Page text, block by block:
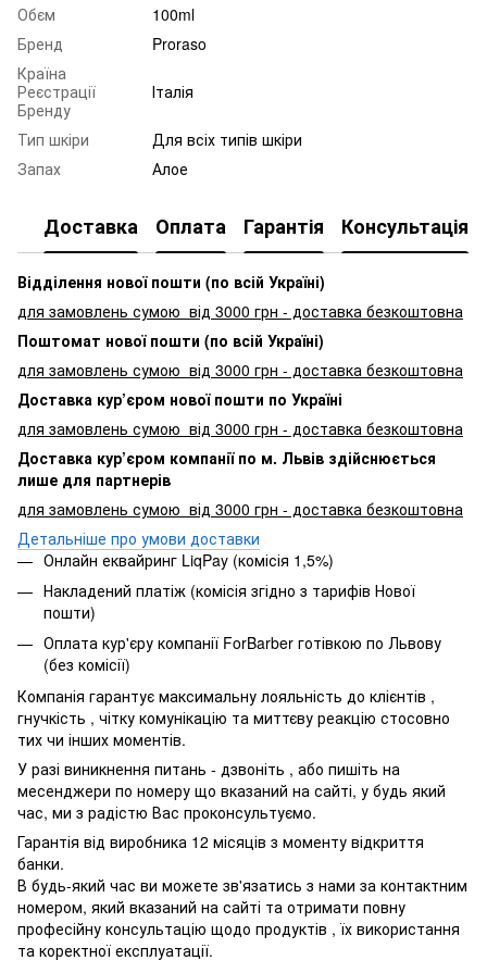
Обєм
100ml
Бренд
Proraso
Країна
Реєстрації
Бренду
Італія
Тип шкіри
Для всіх типів шкіри
Запах
Алое
Доставка Оплата Гарантія Консультація
Відділення нової пошти (по всій Україні)
для замовлень сумою від 3000 грн - доставка безкоштовна
Поштомат нової пошти (по всій Україні)
для замовлень сумою від 3000 грн - доставка безкоштовна
Доставка кур’єром нової пошти по Україні
для замовлень сумою від 3000 грн - доставка безкоштовна
Доставка кур’єром компанії по м. Львів здійснюється
лише для партнерів
для замовлень сумою від 3000 грн - доставка безкоштовна
Детальніше про умови доставки
Онлайн еквайринг LiqPay (комісія 1,5%)
Накладений платіж (комісія згідно з тарифів Нової
пошти)
Оплата кур'єру компанії ForBarber готівкою по Львову
(без комісії)
Компанія гарантує максимальну лояльність до клієнтів ,
гнучкість , чітку комунікацію та миттєву реакцію стосовно
тих чи інших моментів.
У разі виникнення питань - дзвоніть , або пишіть на
месенджери по номеру що вказаний на сайті, у будь який
час, ми з радістю Вас проконсультуємо.
Гарантія від виробника 12 місяців з моменту відкриття
банки.
В будь-який час ви можете зв'язатись з нами за контактним
номером, який вказаний на сайті та отримати повну
професійну консультацію щодо продуктів , їх використання
та коректної експлуатації.